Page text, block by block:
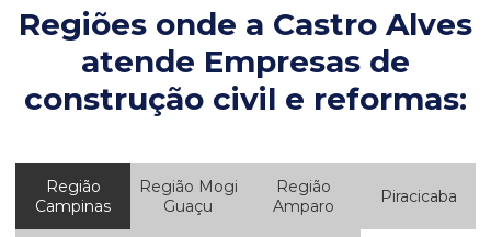
Empresa de edificação
Empresa de engenharia e construção
Empresa de estruturas metálicas
Empresa de obra residencial
Empresa de obras e reformas em campinas
Regiões onde a Castro Alves
atende Empresas de
construção civil e reformas:
Região
Campinas
Região Mogi
Guaçu
Região
Amparo
Piracicaba